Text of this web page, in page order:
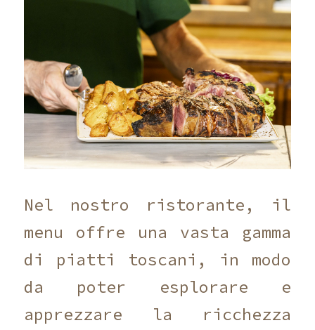
Nel nostro ristorante, il
menu offre una vasta gamma
di piatti toscani, in modo
da poter esplorare e
apprezzare la ricchezza